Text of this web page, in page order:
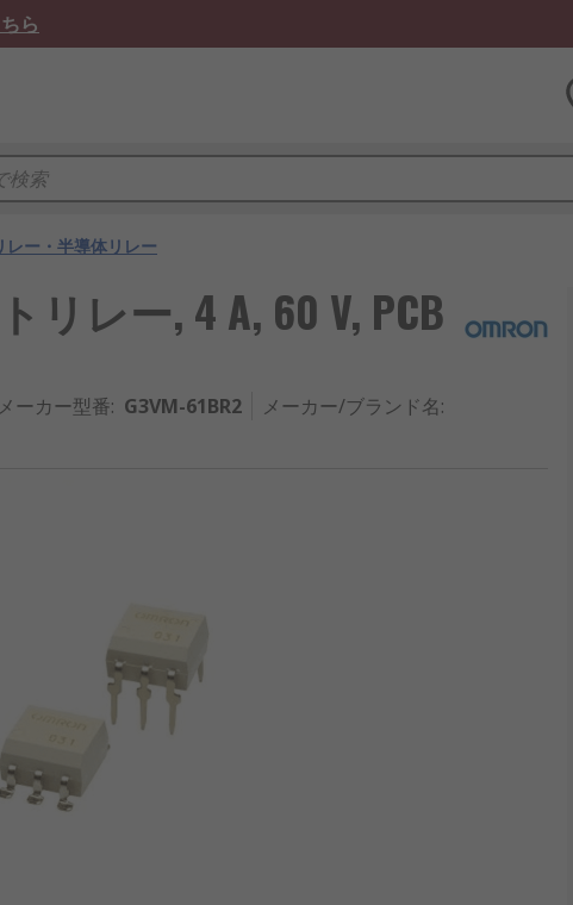
ら
レー・半導体リレー
リレー, 4 A, 60 V, PCB
メーカー型番: G3VM-61BR2 メーカー/ブランド名: